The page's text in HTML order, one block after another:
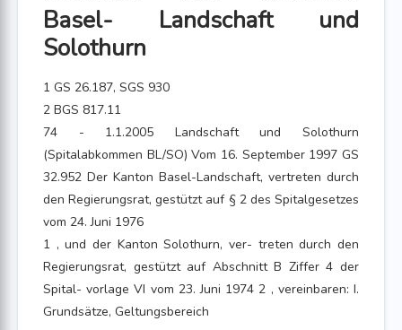
Basel- Landschaft und
Solothurn
1 GS 26.187, SGS 930
2 BGS 817.11
74 - 1.1.2005 Landschaft und Solothurn
(Spitalabkommen BL/SO) Vom 16. September 1997 GS
32.952 Der Kanton Basel-Landschaft, vertreten durch
den Regierungsrat, gestützt auf § 2 des Spitalgesetzes
vom 24. Juni 1976
1 , und der Kanton Solothurn, ver- treten durch den
Regierungsrat, gestützt auf Abschnitt B Ziffer 4 der
Spital- vorlage VI vom 23. Juni 1974 2 , vereinbaren: I.
Grundsätze, Geltungsbereich